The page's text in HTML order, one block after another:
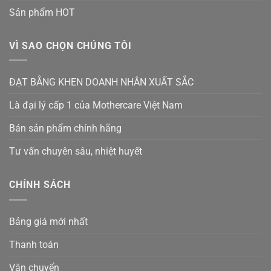
Sản phẩm HOT
VÌ SAO CHỌN CHÚNG TÔI
ĐẠT BẰNG KHEN DOANH NHÂN XUẤT SẮC
Là đại lý cấp 1 của Mothercare Việt Nam
Bán sản phẩm chính hãng
Tư vấn chuyên sâu, nhiệt huyết
CHÍNH SÁCH
Bảng giá mới nhất
Thanh toán
Vận chuyển